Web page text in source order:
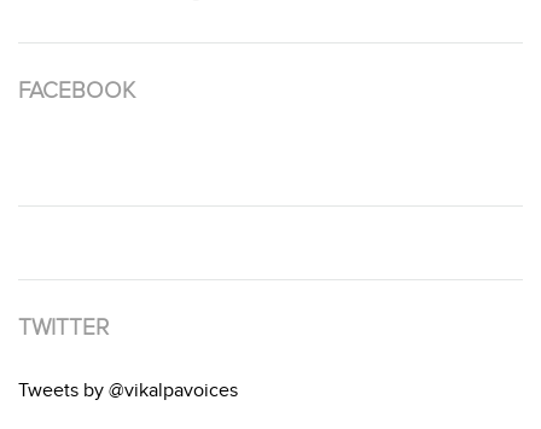
FACEBOOK
TWITTER
Tweets by @vikalpavoices